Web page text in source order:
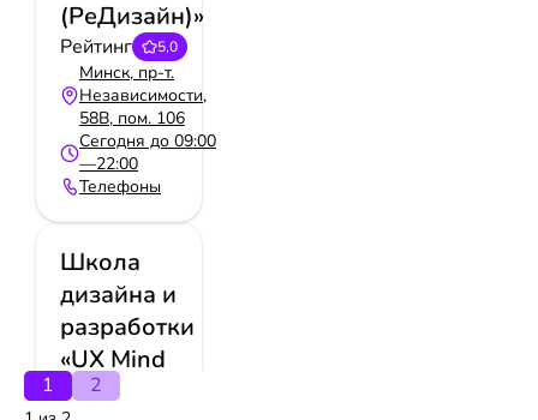
(РеДизайн)»
Рейтинг 5,0
Минск, пр-т.
Независимости,
58В, пом. 106
Сегодня до 09:00
—22:00
Телефоны
Школа
дизайна и
разработки
«UX Mind
School
1 2